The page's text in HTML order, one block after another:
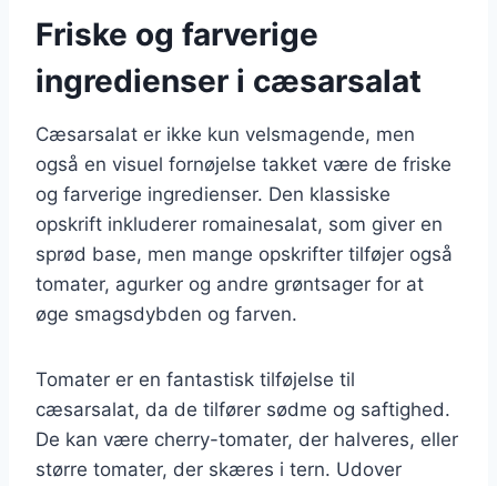
Friske og farverige
ingredienser i cæsarsalat
Cæsarsalat er ikke kun velsmagende, men
også en visuel fornøjelse takket være de friske
og farverige ingredienser. Den klassiske
opskrift inkluderer romainesalat, som giver en
sprød base, men mange opskrifter tilføjer også
tomater, agurker og andre grøntsager for at
øge smagsdybden og farven.
Tomater er en fantastisk tilføjelse til
cæsarsalat, da de tilfører sødme og saftighed.
De kan være cherry-tomater, der halveres, eller
større tomater, der skæres i tern. Udover